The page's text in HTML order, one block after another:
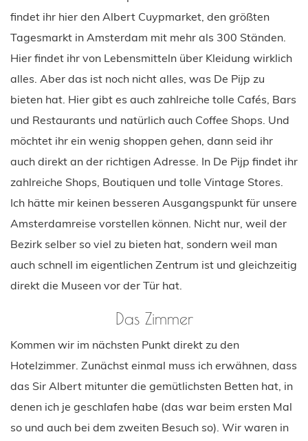
findet ihr hier den Albert Cuypmarket, den größten
Tagesmarkt in Amsterdam mit mehr als 300 Ständen.
Hier findet ihr von Lebensmitteln über Kleidung wirklich
alles. Aber das ist noch nicht alles, was De Pijp zu
bieten hat. Hier gibt es auch zahlreiche tolle Cafés, Bars
und Restaurants und natürlich auch Coffee Shops. Und
möchtet ihr ein wenig shoppen gehen, dann seid ihr
auch direkt an der richtigen Adresse. In De Pijp findet ihr
zahlreiche Shops, Boutiquen und tolle Vintage Stores.
Ich hätte mir keinen besseren Ausgangspunkt für unsere
Amsterdamreise vorstellen können. Nicht nur, weil der
Bezirk selber so viel zu bieten hat, sondern weil man
auch schnell im eigentlichen Zentrum ist und gleichzeitig
direkt die Museen vor der Tür hat.
Das Zimmer
Kommen wir im nächsten Punkt direkt zu den
Hotelzimmer. Zunächst einmal muss ich erwähnen, dass
das Sir Albert mitunter die gemütlichsten Betten hat, in
denen ich je geschlafen habe (das war beim ersten Mal
so und auch bei dem zweiten Besuch so). Wir waren in